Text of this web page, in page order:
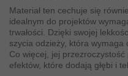
Materiał ten cechuje się
idealnym do projektów
trwałości. Dzięki swojej
szycia odzieży, która wymaga
Co więcej, jej
efektów, które dodają głębi i